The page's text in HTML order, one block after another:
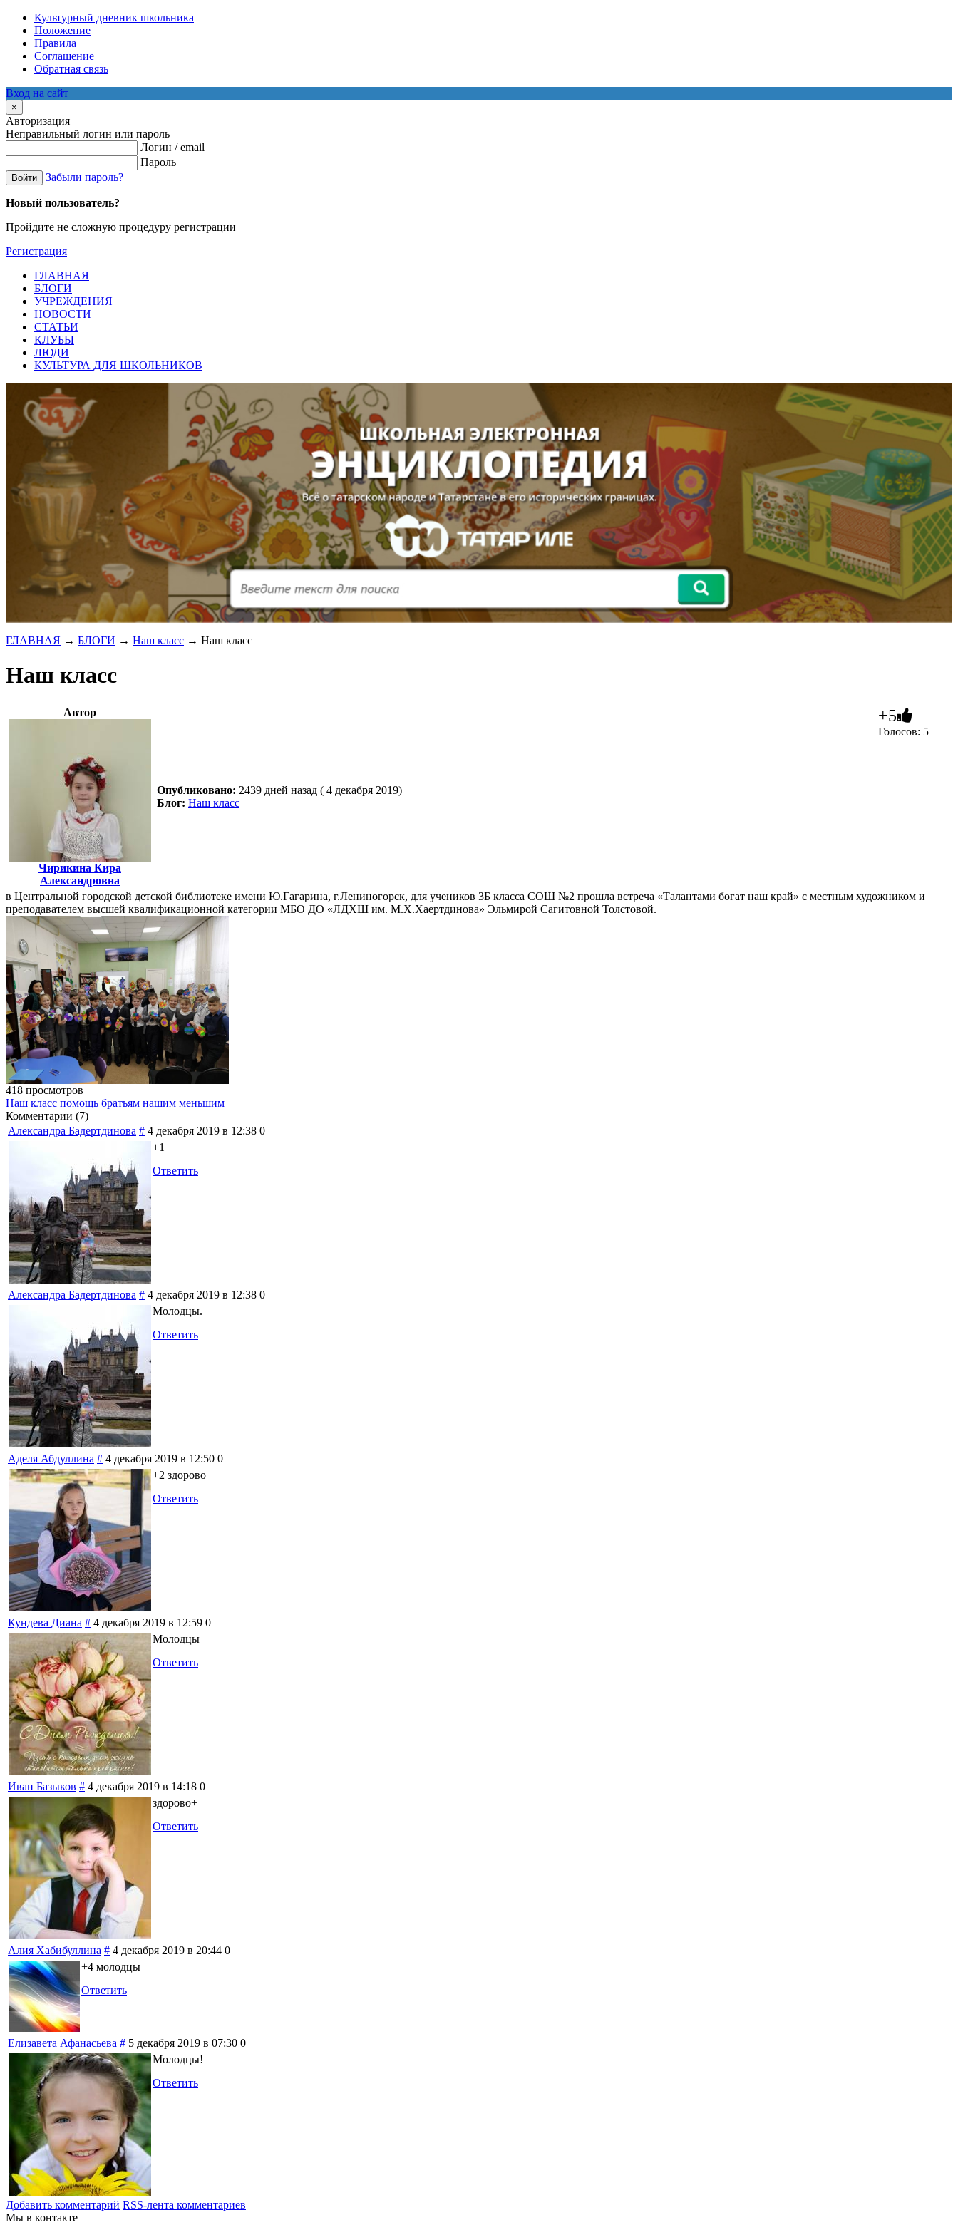
Культурный дневник школьника
Положение
Правила
Соглашение
Обратная связь
Вход на сайт
×
Авторизация
Неправильный логин или пароль
Логин / email
Пароль
Войти Забыли пароль?
Новый пользователь?
Пройдите не сложную процедуру регистрации
Регистрация
ГЛАВНАЯ
БЛОГИ
УЧРЕЖДЕНИЯ
НОВОСТИ
СТАТЬИ
КЛУБЫ
ЛЮДИ
КУЛЬТУРА ДЛЯ ШКОЛЬНИКОВ
ГЛАВНАЯ → БЛОГИ → Наш класс → Наш класс
Наш класс
Автор
Чирикина Кира
Александровна
Опубликовано: 2439 дней назад ( 4 декабря 2019)
Блог: Наш класс
+5
Голосов: 5
в Центральной городской детской библиотеке имени Ю.Гагарина, г.Лениногорск, для учеников 3Б класса СОШ №2 прошла встреча «Талантами богат наш край» с местным художником и
преподавателем высшей квалификационной категории МБО ДО «ЛДХШ им. М.Х.Хаертдинова» Эльмирой Сагитовной Толстовой.
418 просмотров
Наш класс помощь братьям нашим меньшим
Комментарии (7)
Александра Бадертдинова # 4 декабря 2019 в 12:38 0
+1
Ответить
Александра Бадертдинова # 4 декабря 2019 в 12:38 0
Молодцы.
Ответить
Аделя Абдуллина # 4 декабря 2019 в 12:50 0
+2 здорово
Ответить
Кундева Диана # 4 декабря 2019 в 12:59 0
Молодцы
Ответить
Иван Базыков # 4 декабря 2019 в 14:18 0
здорово+
Ответить
Алия Хабибуллина # 4 декабря 2019 в 20:44 0
+4 молодцы
Ответить
Елизавета Афанасьева # 5 декабря 2019 в 07:30 0
Молодцы!
Ответить
Добавить комментарий RSS-лента комментариев
Мы в контакте